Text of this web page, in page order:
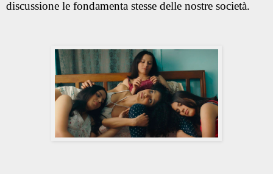
discussione le fondamenta stesse delle nostre società.